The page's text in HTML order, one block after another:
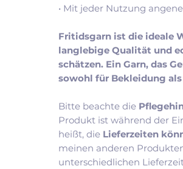
• Mit jeder Nutzung
Fritidsgarn ist die ideale
langlebige Qualität und
schätzen. Ein Garn, das
sowohl für Bekleidung
Bitte beachte die
Produkt ist während der
heißt, die Lieferzeiten
meinen anderen
unterschiedlichen